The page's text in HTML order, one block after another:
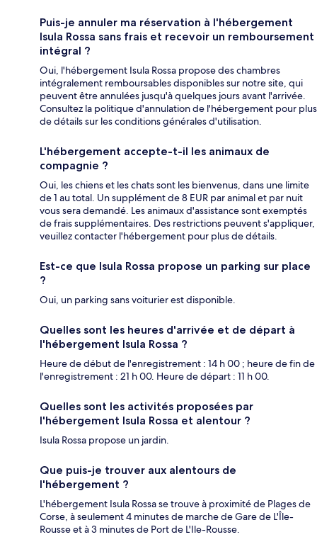
Puis-je annuler ma réservation à l'hébergement
Isula Rossa sans frais et recevoir un remboursement
intégral ?
Oui, l'hébergement Isula Rossa propose des chambres
intégralement remboursables disponibles sur notre site, qui
peuvent être annulées jusqu'à quelques jours avant l'arrivée.
Consultez la politique d'annulation de l'hébergement pour plus
de détails sur les conditions générales d'utilisation.
L'hébergement accepte-t-il les animaux de
compagnie ?
Oui, les chiens et les chats sont les bienvenus, dans une limite
de 1 au total. Un supplément de 8 EUR par animal et par nuit
vous sera demandé. Les animaux d'assistance sont exemptés
de frais supplémentaires. Des restrictions peuvent s'appliquer,
veuillez contacter l'hébergement pour plus de détails.
Est-ce que Isula Rossa propose un parking sur place
?
Oui, un parking sans voiturier est disponible.
Quelles sont les heures d'arrivée et de départ à
l'hébergement Isula Rossa ?
Heure de début de l'enregistrement : 14 h 00 ; heure de fin de
l'enregistrement : 21 h 00. Heure de départ : 11 h 00.
Quelles sont les activités proposées par
l'hébergement Isula Rossa et alentour ?
Isula Rossa propose un jardin.
Que puis-je trouver aux alentours de
l'hébergement ?
L'hébergement Isula Rossa se trouve à proximité de Plages de
Corse, à seulement 4 minutes de marche de Gare de L'Île-
Rousse et à 3 minutes de Port de L'Ile-Rousse.